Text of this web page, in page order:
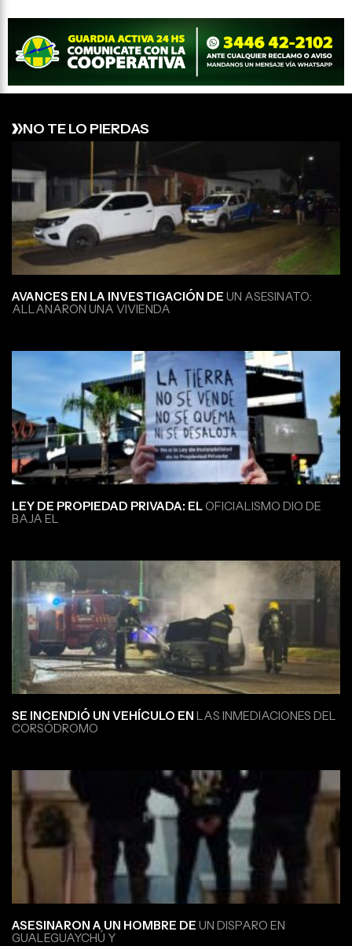
NO TE LO PIERDAS
AVANCES EN LA INVESTIGACIÓN DE UN ASESINATO:
ALLANARON UNA VIVIENDA
LEY DE PROPIEDAD PRIVADA: ELOFICIALISMO DIO DE
BAJA EL
SE INCENDIÓ UN VEHÍCULO EN LAS INMEDIACIONES DEL
CORSÓDROMO
ASESINARON A UN HOMBRE DE UN DISPARO EN
GUALEGUAYCHÚ Y